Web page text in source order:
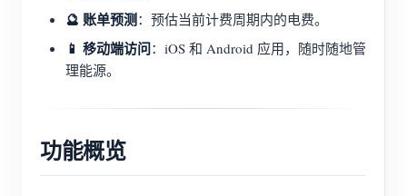
🔮 账单预测：预估当前计费周期内的电费。
📱 移动端访问：iOS 和 Android 应用，随时随地管
理能源。
功能概览